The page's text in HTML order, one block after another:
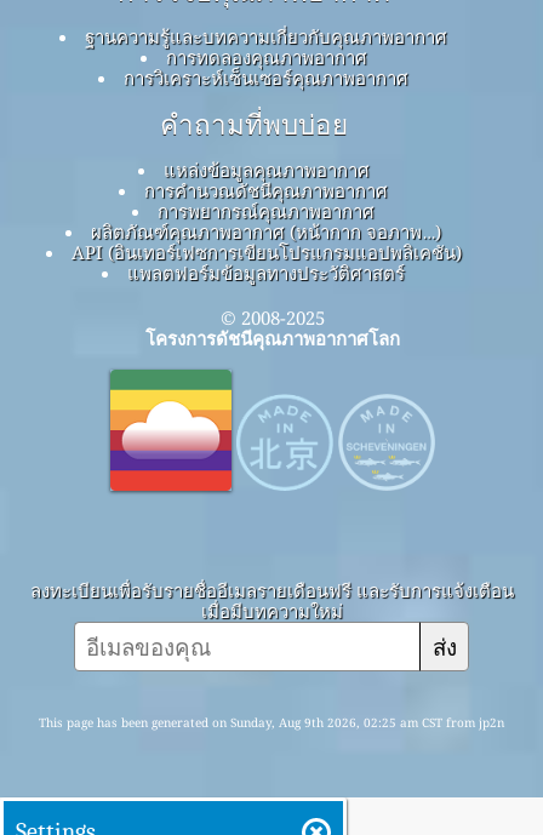
ฐานความรู้และบทความเกี่ยวกับคุณภาพอากาศ
การทดลองคุณภาพอากาศ
การวิเคราะห์เซ็นเซอร์คุณภาพอากาศ
คำถามที่พบบ่อย
แหล่งข้อมูลคุณภาพอากาศ
การคำนวณดัชนีคุณภาพอากาศ
การพยากรณ์คุณภาพอากาศ
ผลิตภัณฑ์คุณภาพอากาศ (หน้ากาก จอภาพ…)
API (อินเทอร์เฟซการเขียนโปรแกรมแอปพลิเคชัน)
แพลตฟอร์มข้อมูลทางประวัติศาสตร์
© 2008-2025
โครงการดัชนีคุณภาพอากาศโลก
ลงทะเบียนเพื่อรับรายชื่ออีเมลรายเดือนฟรี และรับการแจ้งเตือน
เมื่อมีบทความใหม่
ส่ง
This page has been generated on Sunday, Aug 9th 2026, 02:25 am CST from jp2n